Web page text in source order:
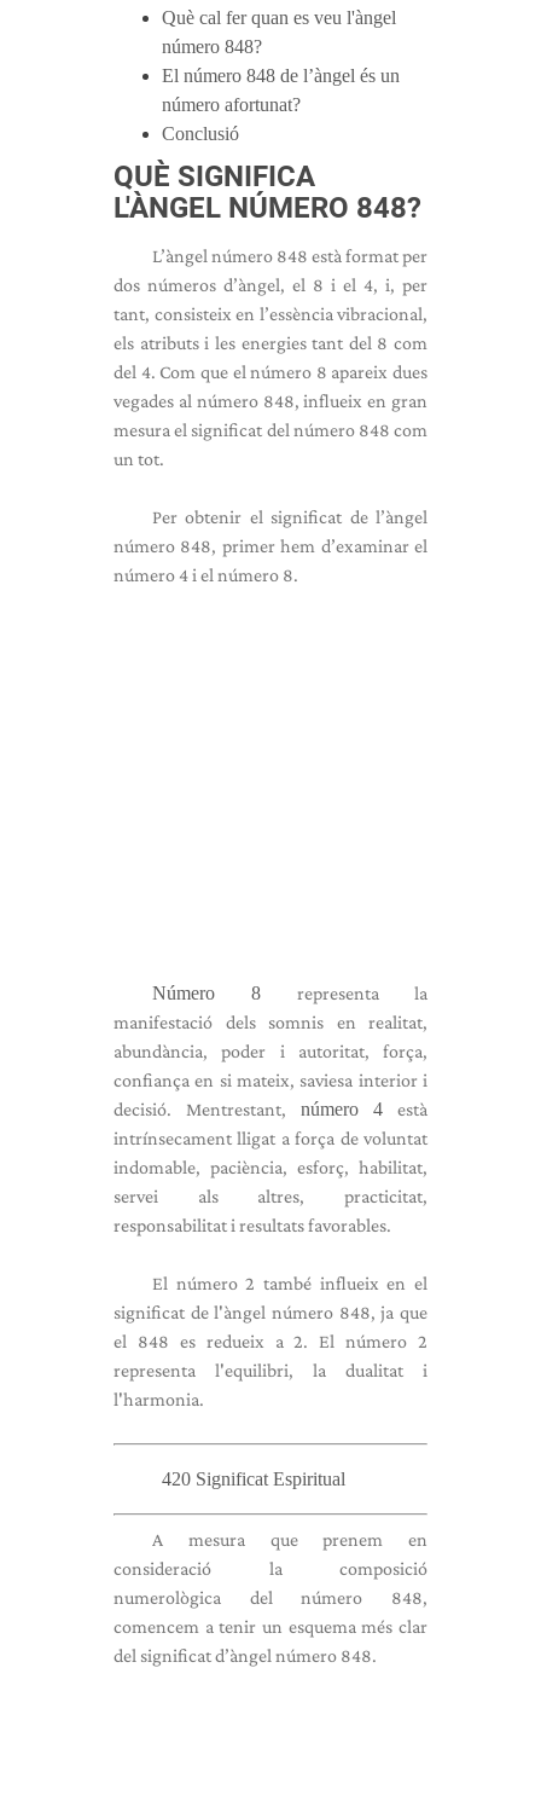
Què cal fer quan es veu l'àngel
número 848?
El número 848 de l’àngel és un
número afortunat?
Conclusió
QUÈ SIGNIFICA
L'ÀNGEL NÚMERO 848?
L’àngel número 848 està format per
dos números d’àngel, el 8 i el 4, i, per
tant, consisteix en l’essència vibracional,
els atributs i les energies tant del 8 com
del 4. Com que el número 8 apareix dues
vegades al número 848, influeix en gran
mesura el significat del número 848 com
un tot.
Per obtenir el significat de l’àngel
número 848, primer hem d’examinar el
número 4 i el número 8.
Número 8 representa la
manifestació dels somnis en realitat,
abundància, poder i autoritat, força,
confiança en si mateix, saviesa interior i
decisió. Mentrestant, número 4 està
intrínsecament lligat a força de voluntat
indomable, paciència, esforç, habilitat,
servei als altres, practicitat,
responsabilitat i resultats favorables.
El número 2 també influeix en el
significat de l'àngel número 848, ja que
el 848 es redueix a 2. El número 2
representa l'equilibri, la dualitat i
l'harmonia.
420 Significat Espiritual
A mesura que prenem en
consideració la composició
numerològica del número 848,
comencem a tenir un esquema més clar
del significat d’àngel número 848.